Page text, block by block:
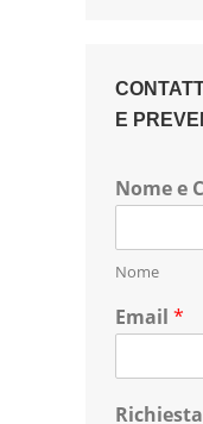
E
Nome e
Nome
Email *
Richiesta